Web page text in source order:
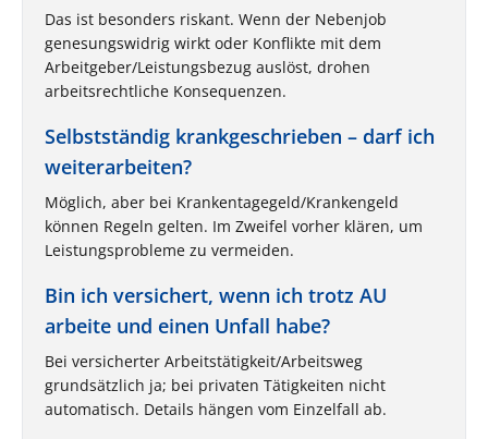
Das ist besonders riskant. Wenn der Nebenjob
genesungswidrig wirkt oder Konflikte mit dem
Arbeitgeber/Leistungsbezug auslöst, drohen
arbeitsrechtliche Konsequenzen.
Selbstständig krankgeschrieben – darf ich
weiterarbeiten?
Möglich, aber bei Krankentagegeld/Krankengeld
können Regeln gelten. Im Zweifel vorher klären, um
Leistungsprobleme zu vermeiden.
Bin ich versichert, wenn ich trotz AU
arbeite und einen Unfall habe?
Bei versicherter Arbeitstätigkeit/Arbeitsweg
grundsätzlich ja; bei privaten Tätigkeiten nicht
automatisch. Details hängen vom Einzelfall ab.